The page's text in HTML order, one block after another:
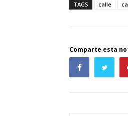
TAGS
calle
Comparte esta